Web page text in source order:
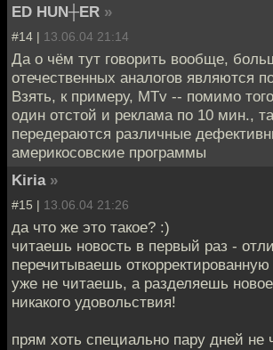
ED HUN┼ER »
#14 | 13.06.04 21:14
Да о чём тут говорить вообще,
отечественных аналогов являются
Взять, к примеру, MTv -- помимо
один отстой и реклама по 10 мин.,
передераются различные
америкосовские программы
Kiria »
#15 | 13.06.04 21:26
да что же это такое? :)
читаешь новость в первый раз -
перечитываешь
уже не читаешь, а разделяешь новое
никакого удовольствия!
прям хоть специально пару дней не